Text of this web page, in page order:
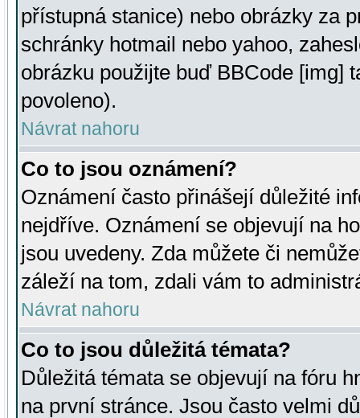
přístupná stanice) nebo obrázky za
schránky hotmail nebo yahoo,
obrázku použijte buď BBCode [img]
povoleno).
Návrat nahoru
Co to jsou oznámení?
Oznámení často přinášejí důležité
nejdříve. Oznámení se objevují na
jsou uvedeny. Zda můžete či
záleží na tom, zdali vám to
Návrat nahoru
Co to jsou důležitá témata?
Důležitá témata se objevují na fóru
na první stránce. Jsou často velmi